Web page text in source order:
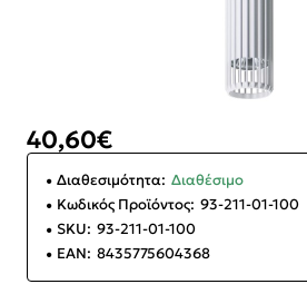
40,60€
Διαθεσιμότητα: Διαθέσιμο
Κωδικός Προϊόντος: 93-211-01-100
SKU: 93-211-01-100
EAN: 8435775604368